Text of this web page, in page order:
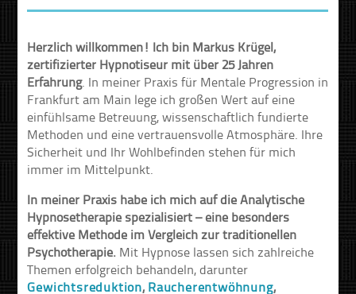
Herzlich willkommen! Ich bin Markus Krügel,
zertifizierter Hypnotiseur mit über 25 Jahren
Erfahrung. In meiner Praxis für Mentale Progression in
Frankfurt am Main lege ich großen Wert auf eine
einfühlsame Betreuung, wissenschaftlich fundierte
Methoden und eine vertrauensvolle Atmosphäre. Ihre
Sicherheit und Ihr Wohlbefinden stehen für mich
immer im Mittelpunkt.
In meiner Praxis habe ich mich auf die Analytische
Hypnosetherapie spezialisiert – eine besonders
effektive Methode im Vergleich zur traditionellen
Psychotherapie. Mit Hypnose lassen sich zahlreiche
Themen erfolgreich behandeln, darunter
Gewichtsreduktion, Raucherentwöhnung,